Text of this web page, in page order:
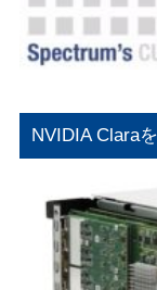
NVIDIA Clara